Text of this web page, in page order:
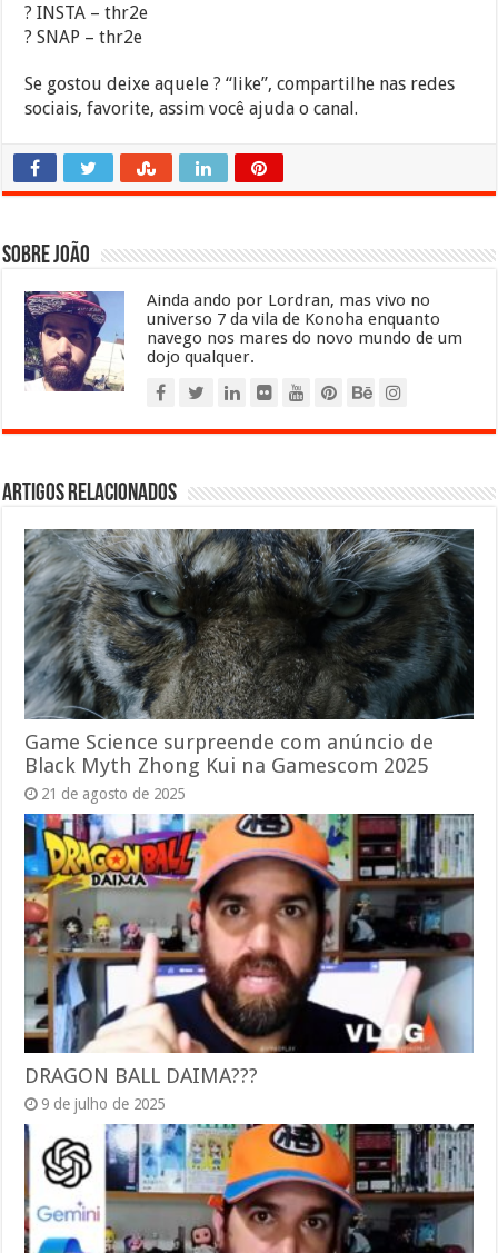
? INSTA – thr2e
? SNAP – thr2e
Se gostou deixe aquele ? “like”, compartilhe nas redes
sociais, favorite, assim você ajuda o canal.
Sobre João
Ainda ando por Lordran, mas vivo no
universo 7 da vila de Konoha enquanto
navego nos mares do novo mundo de um
dojo qualquer.
Artigos relacionados
Game Science surpreende com anúncio de
Black Myth Zhong Kui na Gamescom 2025
21 de agosto de 2025
DRAGON BALL DAIMA???
9 de julho de 2025